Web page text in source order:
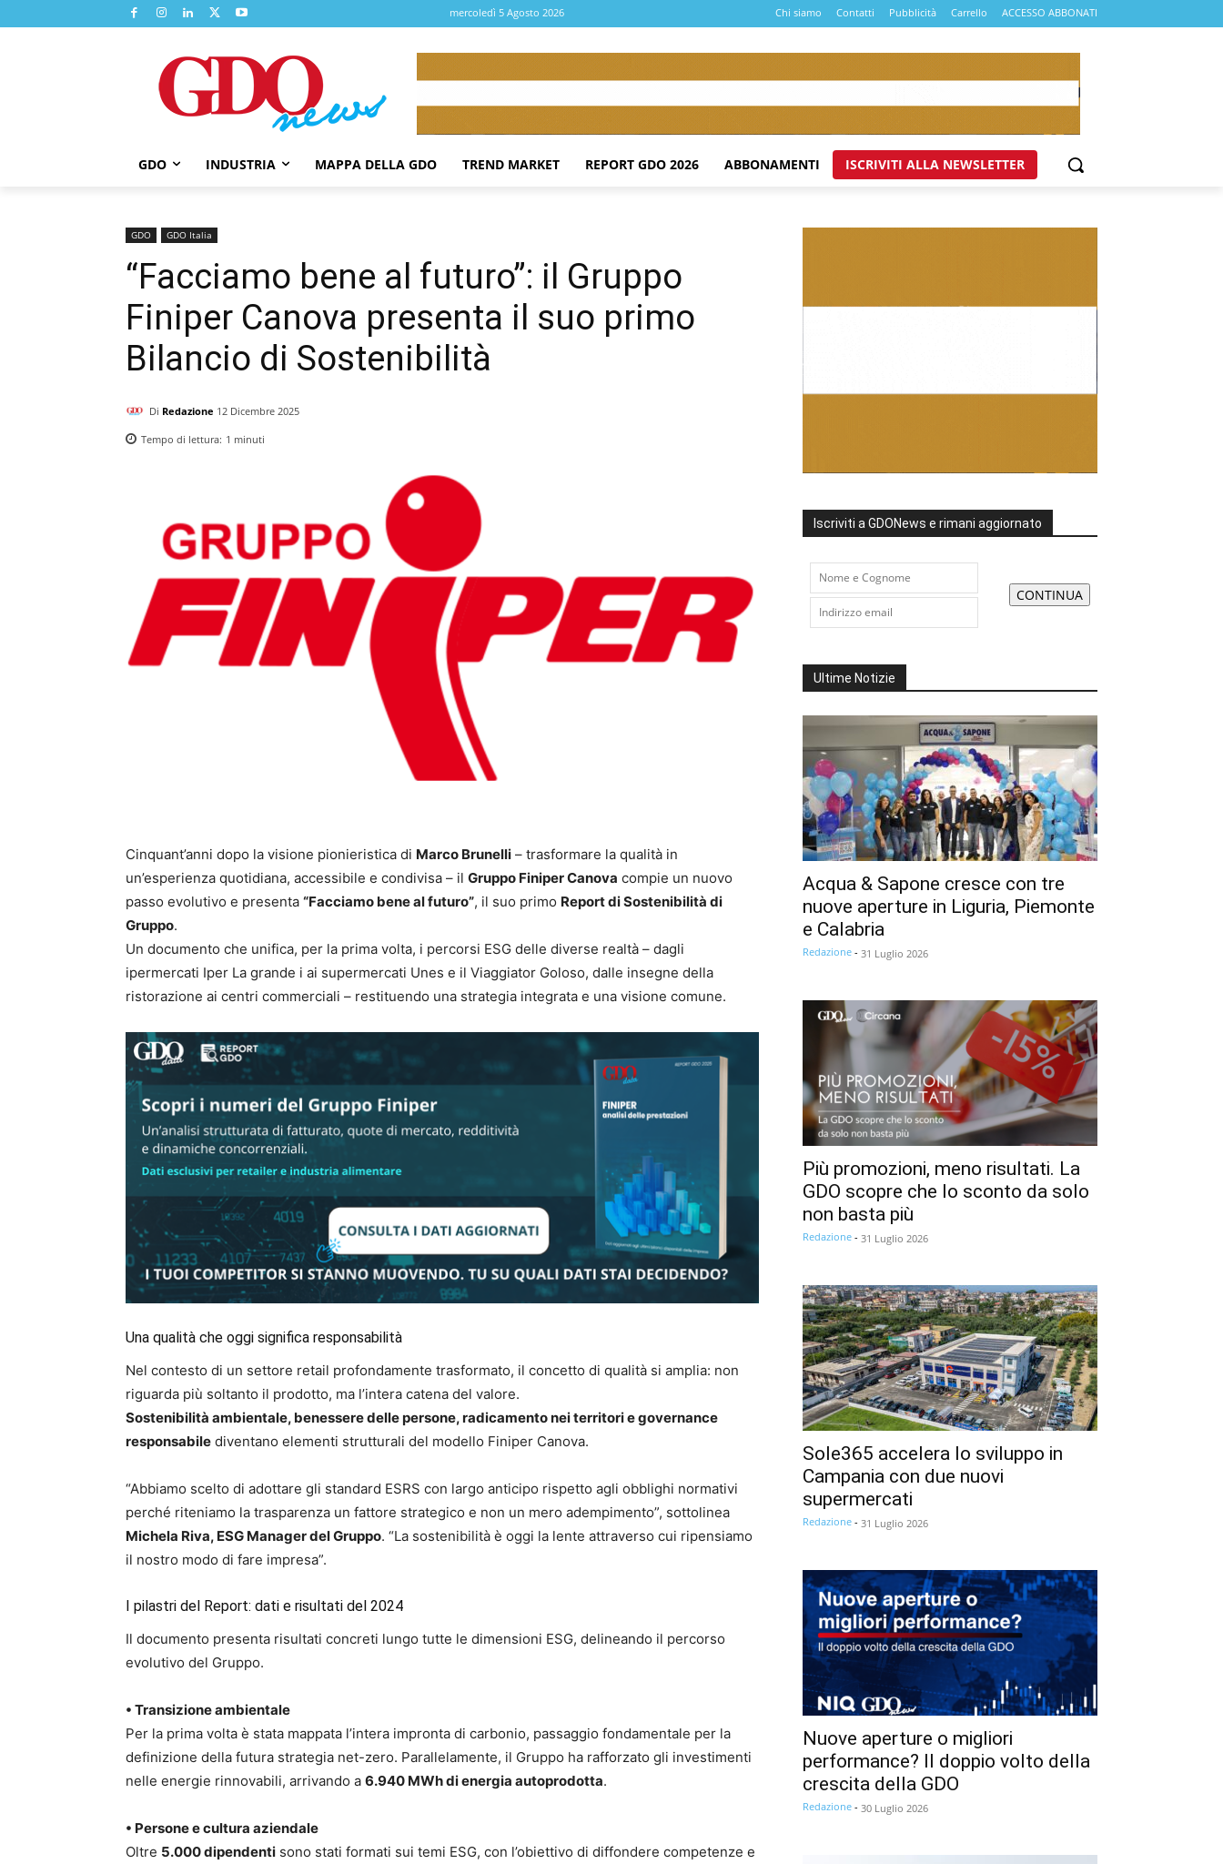
mercoledì 5 Agosto 2026 Chi siamo Contatti Pubblicità Carrello ACCESSO ABBONATI
GDO INDUSTRIA MAPPA DELLA GDO TREND MARKET REPORT GDO 2026 ABBONAMENTI ISCRIVITI ALLA NEWSLETTER
GDO GDO Italia
“Facciamo bene al futuro”: il Gruppo
Finiper Canova presenta il suo primo
Bilancio di Sostenibilità
Di Redazione 12 Dicembre 2025
Tempo di lettura: 1 minuti
Cinquant’anni dopo la visione pionieristica di Marco Brunelli – trasformare la qualità in
un’esperienza quotidiana, accessibile e condivisa – il Gruppo Finiper Canova compie un nuovo
passo evolutivo e presenta “Facciamo bene al futuro”, il suo primo Report di Sostenibilità di
Gruppo.
Un documento che unifica, per la prima volta, i percorsi ESG delle diverse realtà – dagli
ipermercati Iper La grande i ai supermercati Unes e il Viaggiator Goloso, dalle insegne della
ristorazione ai centri commerciali – restituendo una strategia integrata e una visione comune.
Una qualità che oggi significa responsabilità
Nel contesto di un settore retail profondamente trasformato, il concetto di qualità si amplia: non
riguarda più soltanto il prodotto, ma l’intera catena del valore.
Sostenibilità ambientale, benessere delle persone, radicamento nei territori e governance
responsabile diventano elementi strutturali del modello Finiper Canova.
“Abbiamo scelto di adottare gli standard ESRS con largo anticipo rispetto agli obblighi normativi
perché riteniamo la trasparenza un fattore strategico e non un mero adempimento”, sottolinea
Michela Riva, ESG Manager del Gruppo. “La sostenibilità è oggi la lente attraverso cui ripensiamo
il nostro modo di fare impresa”.
I pilastri del Report: dati e risultati del 2024
Il documento presenta risultati concreti lungo tutte le dimensioni ESG, delineando il percorso
evolutivo del Gruppo.
• Transizione ambientale
Per la prima volta è stata mappata l’intera impronta di carbonio, passaggio fondamentale per la
definizione della futura strategia net-zero. Parallelamente, il Gruppo ha rafforzato gli investimenti
nelle energie rinnovabili, arrivando a 6.940 MWh di energia autoprodotta.
• Persone e cultura aziendale
Oltre 5.000 dipendenti sono stati formati sui temi ESG, con l’obiettivo di diffondere competenze e
Iscriviti a GDONews e rimani aggiornato
Ultime Notizie
Acqua & Sapone cresce con tre
nuove aperture in Liguria, Piemonte
e Calabria
Redazione - 31 Luglio 2026
Più promozioni, meno risultati. La
GDO scopre che lo sconto da solo
non basta più
Redazione - 31 Luglio 2026
Sole365 accelera lo sviluppo in
Campania con due nuovi
supermercati
Redazione - 31 Luglio 2026
Nuove aperture o migliori
performance? Il doppio volto della
crescita della GDO
Redazione - 30 Luglio 2026